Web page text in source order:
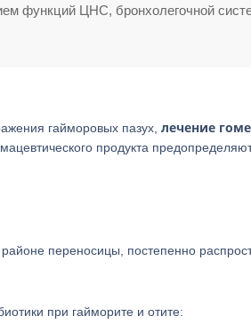
функций ЦНС, бронхолегочной
гайморовых пазух, лечение
продукта
переносицы, постепенно
при гайморите и отите: